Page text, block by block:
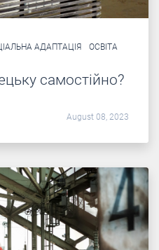
АДАПТАЦІЯ ОСВІТА
самостійно?
August 08, 2023